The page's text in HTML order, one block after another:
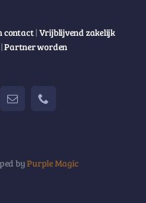
contact | Vrijblijvend zakelijk
|Partner worden
byPurple Magic